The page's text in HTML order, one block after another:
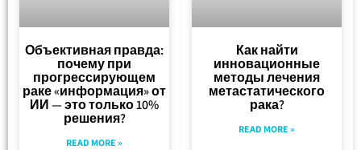
Объективная правда:
почему при
прогрессирующем
раке «информация» от
ИИ — это только 10%
решения?
READ MORE »
Как найти
инновационные
методы лечения
метастатического
рака?
READ MORE »